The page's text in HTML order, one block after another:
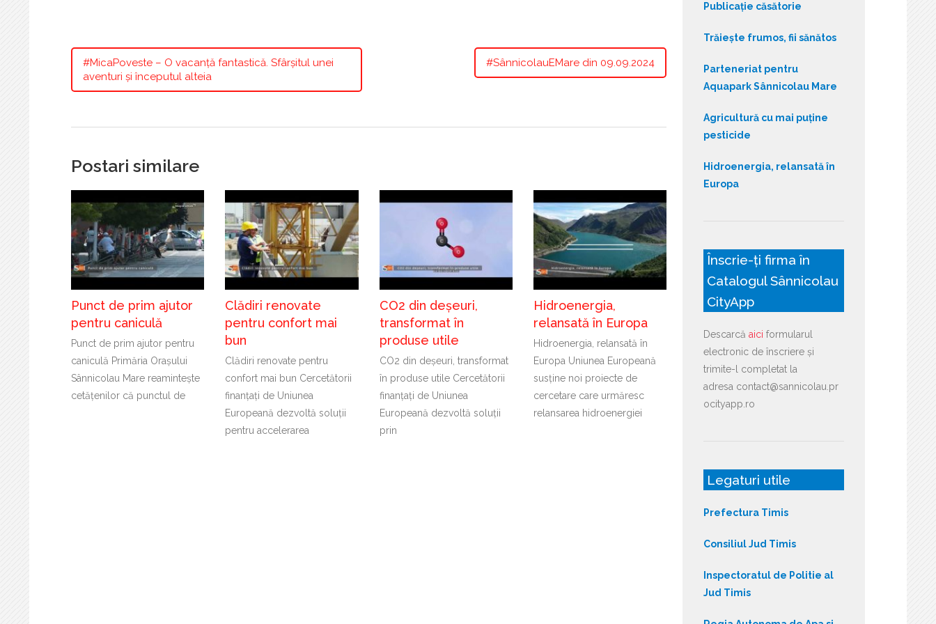
#MicaPoveste – O vacanță fantastică. Sfârșitul unei
aventuri și începutul alteia
#SânnicolauEMare din 09.09.2024
Postari similare
Punct de prim ajutor
pentru caniculă
Punct de prim ajutor pentru
caniculă Primăria Orașului
Sânnicolau Mare reamintește
cetățenilor că punctul de
Clădiri renovate
pentru confort mai
bun
Clădiri renovate pentru
confort mai bun Cercetătorii
finanțați de Uniunea
Europeană dezvoltă soluții
pentru accelerarea
CO2 din deșeuri,
transformat în
produse utile
CO2 din deșeuri, transformat
în produse utile Cercetătorii
finanțați de Uniunea
Europeană dezvoltă soluții
prin
Hidroenergia,
relansată în Europa
Hidroenergia, relansată în
Europa Uniunea Europeană
susține noi proiecte de
cercetare care urmăresc
relansarea hidroenergiei
Publicație căsătorie
Trăiește frumos, fii sănătos
Parteneriat pentru
Aquapark Sânnicolau Mare
Agricultură cu mai puține
pesticide
Hidroenergia, relansată în
Europa
Înscrie-ți firma în
Catalogul Sânnicolau
CityApp
Descarcă aici formularul
electronic de înscriere și
trimite-l completat la
adresa contact@sannicolau.pr
ocityapp.ro
Legaturi utile
Prefectura Timis
Consiliul Jud Timis
Inspectoratul de Politie al
Jud Timis